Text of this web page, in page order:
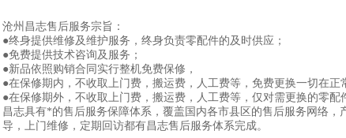
沧州昌志售后服务宗旨：
●终身提供维修及维护服务，终身负责零配件的及时供应；
●免费提供技术咨询及服务；
●新品依照购销合同实行整机免费保修，
●在保修期内，不收取上门费，搬运费，人工费等，免费更换一切在正
●在保修期外，不收取上门费，搬运费，人工费等，仅对需更换的零配
昌志具有*的售后服务保障体系，覆盖国内各市县区的售后服务网络
导，上门维修，定期回访都有昌志售后服务体系完成。